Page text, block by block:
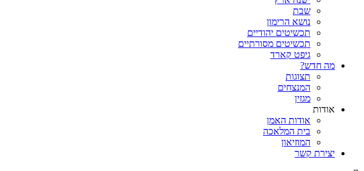
שבת
נושא הרימון
תכשיטים יהודיים
תכשיטים מסורתיים
גיפט קארד
מה חדש?
תצוגות
המנצחים
מגזין
אודות
אודות האמן
בית המלאכה
המוזיאון
יצירת קשר